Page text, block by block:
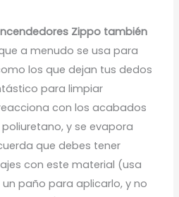
Zippo también
a menudo se usa para
los que dejan tus dedos
para limpiar
con los acabados
y se evapora
que debes tener
con este material (usa
paño para aplicarlo, y no